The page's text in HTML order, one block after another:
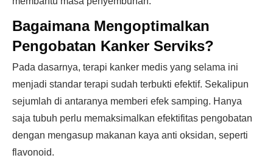
Bagaimana Mengoptimalkan
Pengobatan Kanker Serviks?
Pada dasarnya, terapi kanker medis yang selama ini
menjadi standar terapi sudah terbukti efektif. Sekalipun
sejumlah di antaranya memberi efek samping. Hanya
saja tubuh perlu memaksimalkan efektifitas pengobatan
dengan mengasup makanan kaya anti oksidan, seperti
flavonoid.